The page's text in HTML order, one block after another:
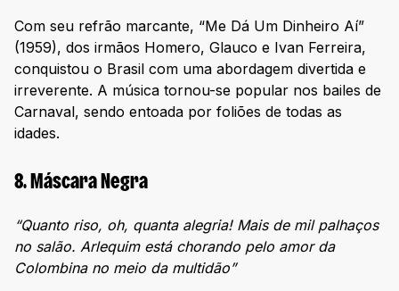
Com seu refrão marcante, “Me Dá Um Dinheiro Aí”
(1959), dos irmãos Homero, Glauco e Ivan Ferreira,
conquistou o Brasil com uma abordagem divertida e
irreverente. A música tornou-se popular nos bailes de
Carnaval, sendo entoada por foliões de todas as
idades.
8. Máscara Negra
“Quanto riso, oh, quanta alegria! Mais de mil palhaços
no salão. Arlequim está chorando pelo amor da
Colombina no meio da multidão”